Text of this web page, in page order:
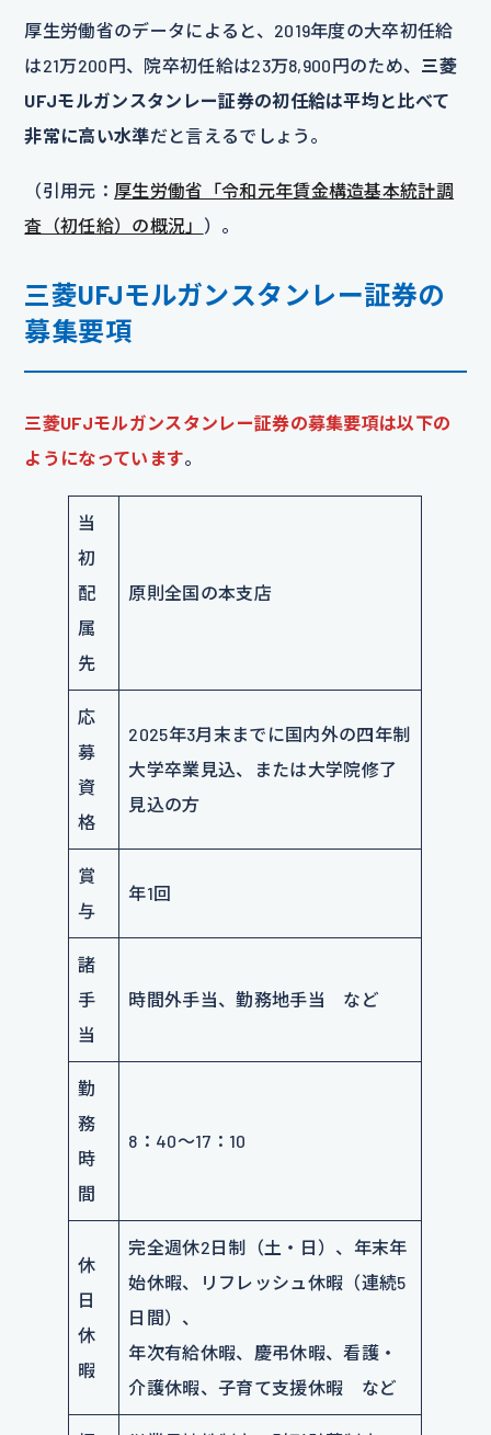
厚生労働省のデータによると、2019年度の大卒初任給
は21万200円、院卒初任給は23万8,900円のため、 三菱
UFJモルガンスタンレー証券の初任給は平均と比べて
非常に高い水準だと言えるでしょう。
（引用元： 厚生労働省「令和元年賃金構造基本統計調
査（初任給）の概況」 ）。
三菱UFJモルガンスタンレー証券の
募集要項
三菱UFJモルガンスタンレー証券の募集要項は以下の
ようになっています。
当
初
配
属
先
原則全国の本支店
応
募
資
格
2025年3月末までに国内外の四年制
大学卒業見込、または大学院修了
見込の方
賞
与
年1回
諸
手
当
時間外手当、勤務地手当 など
勤
務
時
間
8：40～17：10
休
日
休
暇
完全週休2日制（土・日）、年末年
始休暇、リフレッシュ休暇（連続5
日間）、
年次有給休暇、慶弔休暇、看護・
介護休暇、子育て支援休暇 など